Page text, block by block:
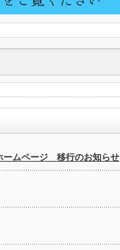
ームページ 移行のお知らせ